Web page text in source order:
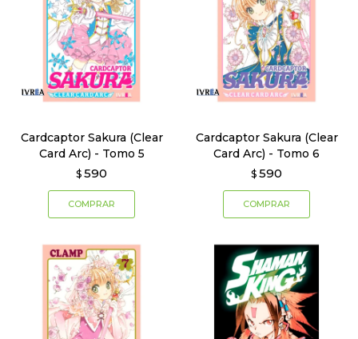
Cardcaptor Sakura (Clear
Card Arc) - Tomo 5
$ 590
Cardcaptor Sakura (Clear
Card Arc) - Tomo 6
$ 590